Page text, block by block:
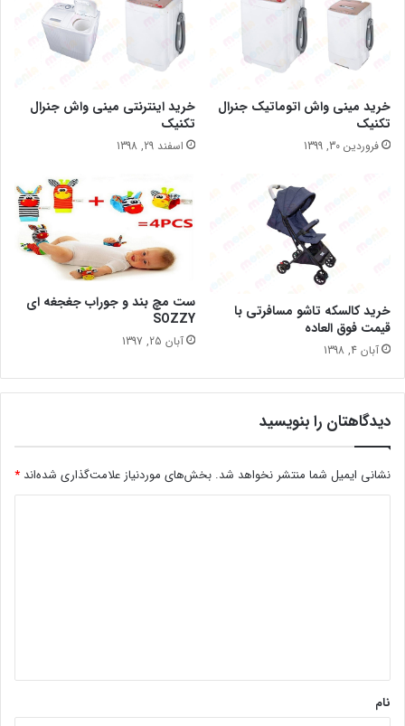
خرید مینی واش اتوماتیک جنرال
تکنیک
فروردین 30, 1399
خرید اینترنتی مینی واش جنرال
تکنیک
اسفند 29, 1398
خرید کالسکه تاشو مسافرتی با
قیمت فوق العاده
آبان 4, 1398
ست مچ بند و جوراب جغجغه ای
SOZZY
آبان 25, 1397
دیدگاهتان را بنویسید
نشانی ایمیل شما منتشر نخواهد شد. بخش‌های موردنیاز علامت‌گذاری شده‌اند *
نام